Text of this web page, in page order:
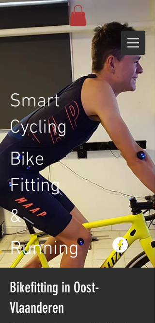
Smart
Cycling
Bike
Fitting
&
Running
Bikefitting in Oost-
Vlaanderen